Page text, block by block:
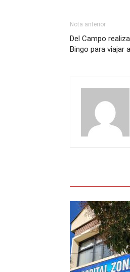
Nota anterior
Del Campo
Bingo para viajar